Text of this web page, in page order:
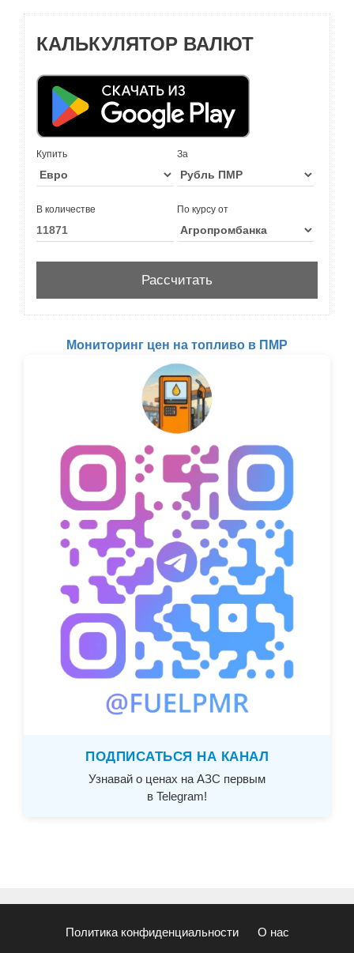
КАЛЬКУЛЯТОР ВАЛЮТ
Купить За
В количестве По курсу от
Мониторинг цен на топливо в ПМР
ПОДПИСАТЬСЯ НА КАНАЛ
Узнавай о ценах на АЗС первым
в Telegram!
Политика конфиденциальности О нас